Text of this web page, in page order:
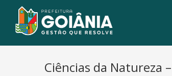
Ciências da Natureza